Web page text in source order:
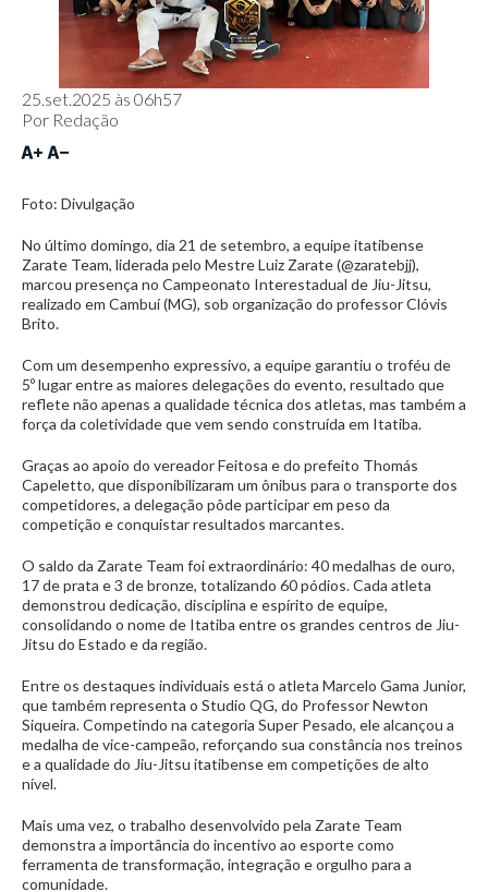
25.set.2025 às 06h57
Por Redação
Foto: Divulgação
No último domingo, dia 21 de setembro, a equipe itatibense
Zarate Team, liderada pelo Mestre Luiz Zarate (@zaratebjj),
marcou presença no Campeonato Interestadual de Jiu-Jitsu,
realizado em Cambuí (MG), sob organização do professor Clóvis
Brito.
Com um desempenho expressivo, a equipe garantiu o troféu de
5º lugar entre as maiores delegações do evento, resultado que
reflete não apenas a qualidade técnica dos atletas, mas também a
força da coletividade que vem sendo construída em Itatiba.
Graças ao apoio do vereador Feitosa e do prefeito Thomás
Capeletto, que disponibilizaram um ônibus para o transporte dos
competidores, a delegação pôde participar em peso da
competição e conquistar resultados marcantes.
O saldo da Zarate Team foi extraordinário: 40 medalhas de ouro,
17 de prata e 3 de bronze, totalizando 60 pódios. Cada atleta
demonstrou dedicação, disciplina e espírito de equipe,
consolidando o nome de Itatiba entre os grandes centros de Jiu-
Jitsu do Estado e da região.
Entre os destaques individuais está o atleta Marcelo Gama Junior,
que também representa o Studio QG, do Professor Newton
Siqueira. Competindo na categoria Super Pesado, ele alcançou a
medalha de vice-campeão, reforçando sua constância nos treinos
e a qualidade do Jiu-Jitsu itatibense em competições de alto
nível.
Mais uma vez, o trabalho desenvolvido pela Zarate Team
demonstra a importância do incentivo ao esporte como
ferramenta de transformação, integração e orgulho para a
comunidade.